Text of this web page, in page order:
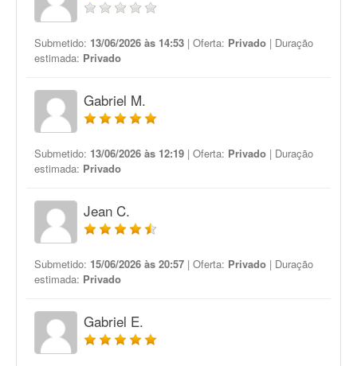
Submetido: 13/06/2026 às 14:53 | Oferta: Privado | Duração
estimada: Privado
Gabriel M.
Submetido: 13/06/2026 às 12:19 | Oferta: Privado | Duração
estimada: Privado
Jean C.
Submetido: 15/06/2026 às 20:57 | Oferta: Privado | Duração
estimada: Privado
Gabriel E.